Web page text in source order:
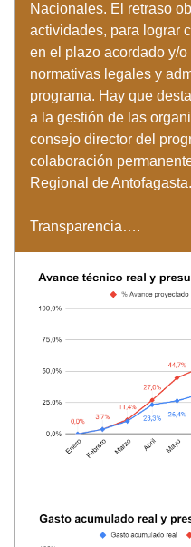
Nacionales. El retraso
actividades, para lograr
en el plazo acordado y/
normativas legales y
programa. Hay que
a la gestión de las
consejo director del
colaboración
Regional de Antofagasta.
Transparencia….